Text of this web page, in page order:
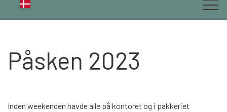
OM OS
Påsken 2023
Inden weekenden havde alle på kontoret og i pakkeriet